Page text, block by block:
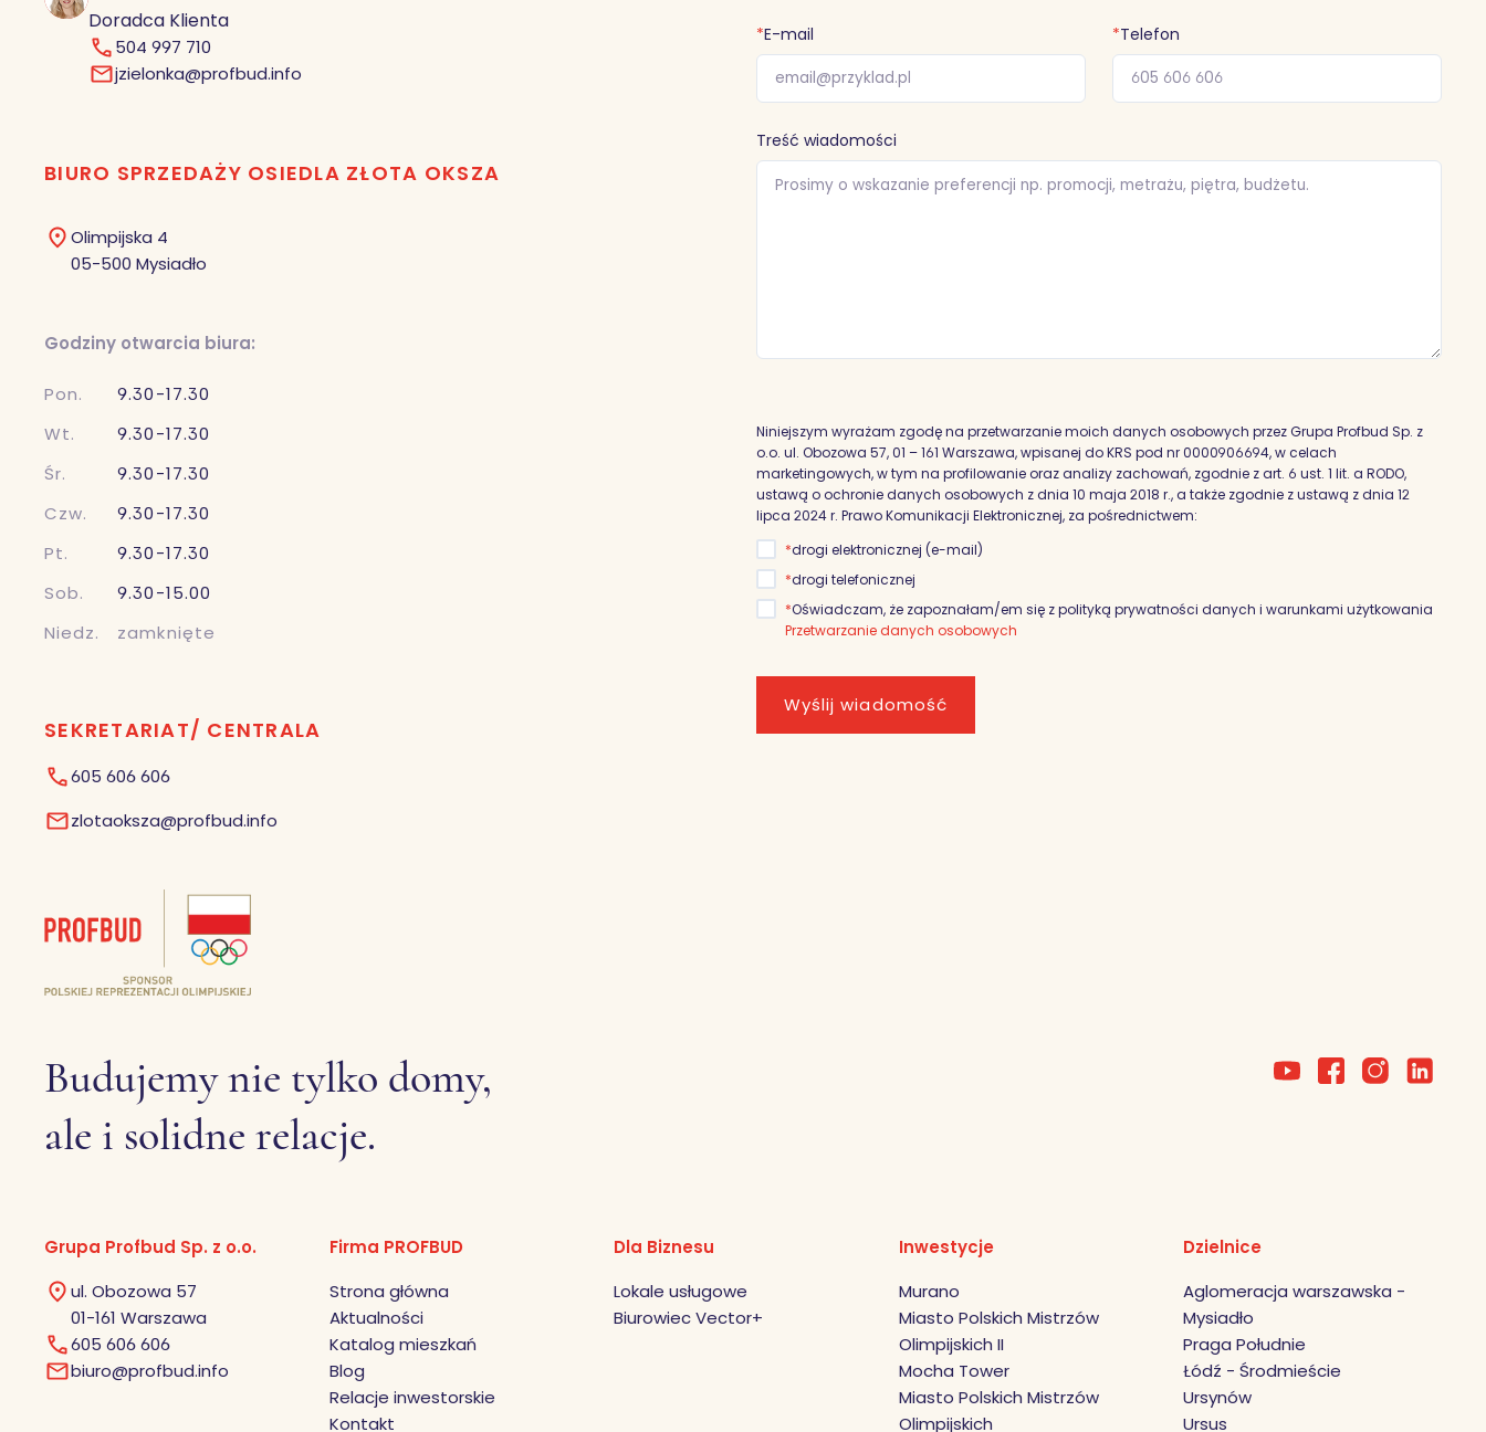
Doradca Klienta
504 997 710
jzielonka@profbud.info
BIURO SPRZEDAŻY OSIEDLA ZŁOTA OKSZA
Olimpijska 4
05-500 Mysiadło
Godziny otwarcia biura:
Pon.
9.30-17.30
Wt.
9.30-17.30
Śr.
9.30-17.30
Czw.
9.30-17.30
Pt.
9.30-17.30
Sob.
9.30-15.00
Niedz.
zamknięte
SEKRETARIAT/ CENTRALA
605 606 606
zlotaoksza@profbud.info
*E-mail *Telefon
Treść wiadomości
Niniejszym wyrażam zgodę na przetwarzanie moich danych osobowych przez Grupa Profbud Sp. z
o.o. ul. Obozowa 57, 01 – 161 Warszawa, wpisanej do KRS pod nr 0000906694, w celach
marketingowych, w tym na profilowanie oraz analizy zachowań, zgodnie z art. 6 ust. 1 lit. a RODO,
ustawą o ochronie danych osobowych z dnia 10 maja 2018 r., a także zgodnie z ustawą z dnia 12
lipca 2024 r. Prawo Komunikacji Elektronicznej, za pośrednictwem:
*drogi elektronicznej (e-mail)
*drogi telefonicznej
*Oświadczam, że zapoznałam/em się z polityką prywatności danych i warunkami użytkowania
Przetwarzanie danych osobowych
Wyślij wiadomość
Budujemy nie tylko domy,
ale i solidne relacje.
Grupa Profbud Sp. z o.o.
ul. Obozowa 57
01-161 Warszawa
605 606 606
biuro@profbud.info
Firma PROFBUD
Strona główna
Aktualności
Katalog mieszkań
Blog
Relacje inwestorskie
Kontakt
Dla Biznesu
Lokale usługowe
Biurowiec Vector+
Inwestycje
Murano
Miasto Polskich Mistrzów
Olimpijskich II
Mocha Tower
Miasto Polskich Mistrzów
Olimpijskich
Dzielnice
Aglomeracja warszawska -
Mysiadło
Praga Południe
Łódź - Środmieście
Ursynów
Ursus